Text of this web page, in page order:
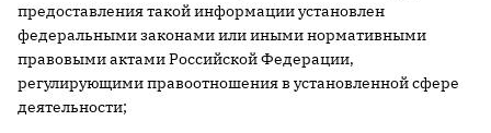
предоставления такой информации установлен
федеральными законами или иными нормативными
правовыми актами Российской Федерации,
регулирующими правоотношения в установленной сфере
деятельности;